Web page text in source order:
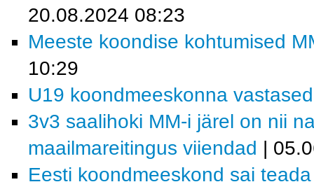
20.08.2024 08:23
Meeste koondise kohtumised
10:29
U19 koondmeeskonna
3v3 saalihoki MM-i järel on nii
maailmareitingus viiendad |
Eesti koondmeeskond sai